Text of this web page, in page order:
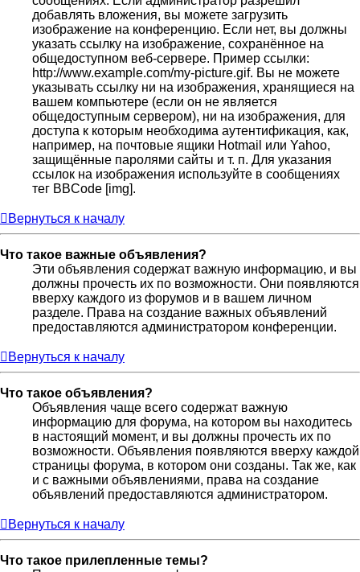
добавлять вложения, вы можете загрузить
изображение на конференцию. Если нет, вы должны
указать ссылку на изображение, сохранённое на
общедоступном веб-сервере. Пример ссылки:
http://www.example.com/my-picture.gif. Вы не можете
указывать ссылку ни на изображения, хранящиеся на
вашем компьютере (если он не является
общедоступным сервером), ни на изображения, для
доступа к которым необходима аутентификация, как,
например, на почтовые ящики Hotmail или Yahoo,
защищённые паролями сайты и т. п. Для указания
ссылок на изображения используйте в сообщениях
тег BBCode [img].
Вернуться к началу
Что такое важные объявления?
Эти объявления содержат важную информацию, и вы
должны прочесть их по возможности. Они появляются
вверху каждого из форумов и в вашем личном
разделе. Права на создание важных объявлений
предоставляются администратором конференции.
Вернуться к началу
Что такое объявления?
Объявления чаще всего содержат важную
информацию для форума, на котором вы находитесь
в настоящий момент, и вы должны прочесть их по
возможности. Объявления появляются вверху каждой
страницы форума, в котором они созданы. Так же, как
и с важными объявлениями, права на создание
объявлений предоставляются администратором.
Вернуться к началу
Что такое прилепленные темы?